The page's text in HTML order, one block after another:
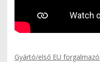
Gyártó/első EU